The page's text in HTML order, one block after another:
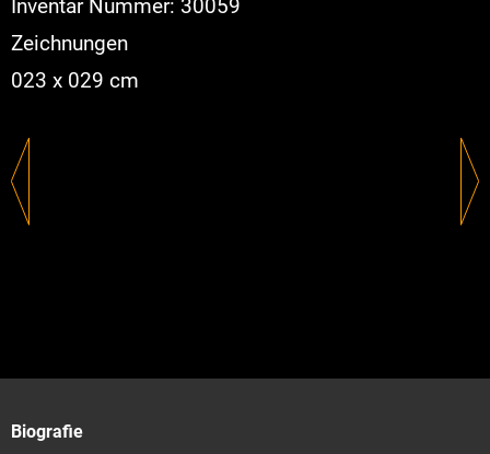
Inventar Nummer: 30059
Zeichnungen
023 x 029 cm
Biografie